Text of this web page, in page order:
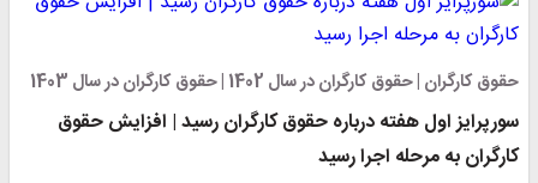
حقوق کارگران | حقوق کارگران در سال 1402 | حقوق کارگران در سال 1403
سورپرایز اول هفته درباره حقوق کارگران رسید | افزایش حقوق
کارگران به مرحله اجرا رسید